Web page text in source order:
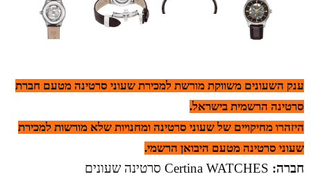
ענק השעונים משווקת מורשת למכירת שעוני סרטינה מטעם חברת
סרטינה הרשמית בישראל.
היזהרו מחיקויים של שעוני סרטינה ומחנויות שלא מורשות למכירת
שעוני סרטינה מטעם היבואן הרשמי.
חברה: